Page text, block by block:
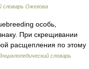
словарь Ожегова
особь,
При скрещивании
расщепления по этому
словарь